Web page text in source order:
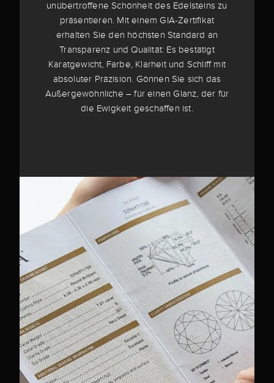
unübertroffene Schönheit des Edelsteins zu
präsentieren. Mit einem GIA-Zertifikat
erhalten Sie den höchsten Standard an
Transparenz und Qualität: Es bestätigt
Karatgewicht, Farbe, Klarheit und Schliff mit
absoluter Präzision. Gönnen Sie sich das
Außergewöhnliche – für einen Glanz, der für
die Ewigkeit geschaffen ist.